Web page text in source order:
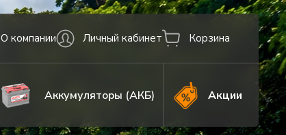
О компании Личный кабинет Корзина
Аккумуляторы (АКБ) Акции